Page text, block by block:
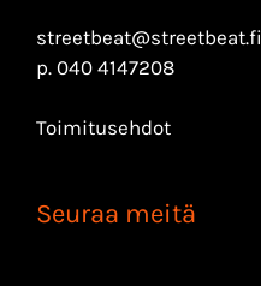
streetbeat@streetbeat.fi
p. 040 4147208
Toimitusehdot
Seuraa meitä